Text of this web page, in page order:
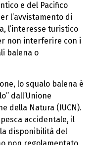
e del Pacifico
l’avvistamento di
l’interesse turistico
non interferire con i
balena o
lo squalo balena è
dall’Unione
della Natura (IUCN).
accidentale, il
disponibilità del
non regolamentato.